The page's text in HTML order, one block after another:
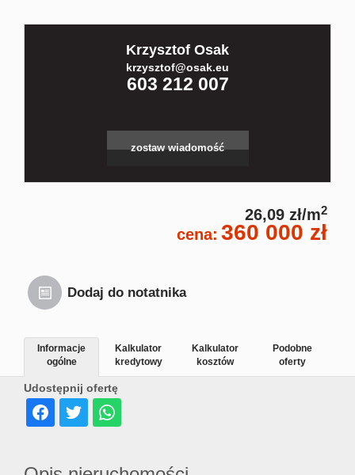
Krzysztof Osak
krzysztof@osak.eu
603 212 007
zostaw wiadomość
26,09 zł/m2
cena: 360 000 zł
Dodaj do notatnika
Udostępnij ofertę
Informacje
ogólne
Kalkulator
kredytowy
Kalkulator
kosztów
Podobne
oferty